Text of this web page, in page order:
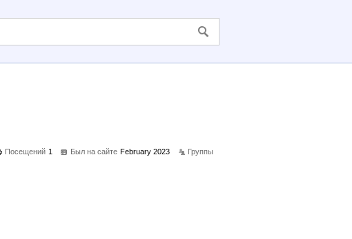
Посещений 1 Был на сайте February 2023
Группы